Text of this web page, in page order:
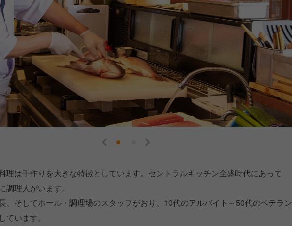
理は手作りを大きな特徴としています。セントラルキッチン全盛時代にあって
調理人がいます。
、そしてホール・調理場のスタッフがおり、10代のアルバイト～50代のベテラン
ています。